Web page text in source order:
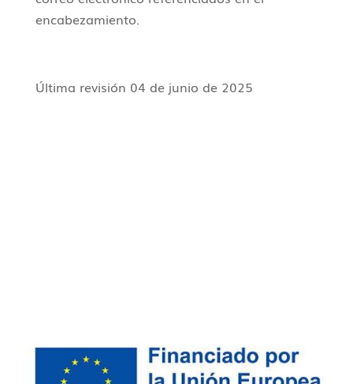
encabezamiento.
Última revisión 04 de junio de 2025